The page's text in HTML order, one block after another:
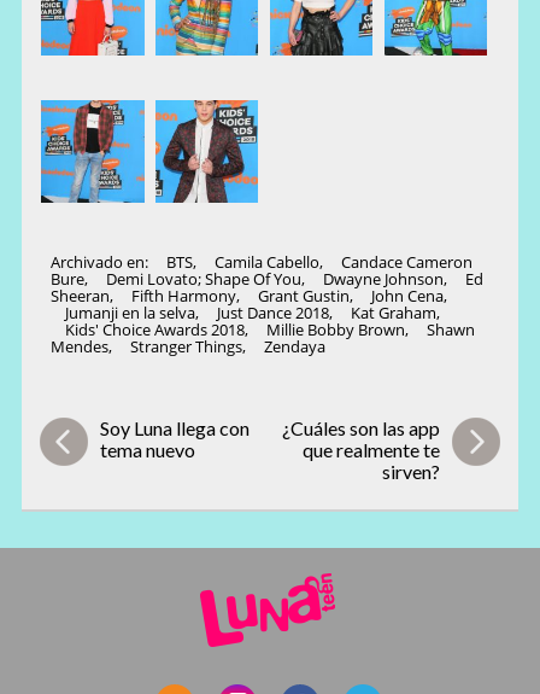
Archivado en: BTS, Camila Cabello, Candace Cameron
Bure, Demi Lovato; Shape Of You, Dwayne Johnson, Ed
Sheeran, Fifth Harmony, Grant Gustin, John Cena,
Jumanji en la selva, Just Dance 2018, Kat Graham,
Kids' Choice Awards 2018, Millie Bobby Brown, Shawn
Mendes, Stranger Things, Zendaya
Soy Luna llega con
tema nuevo
¿Cuáles son las app
que realmente te
sirven?